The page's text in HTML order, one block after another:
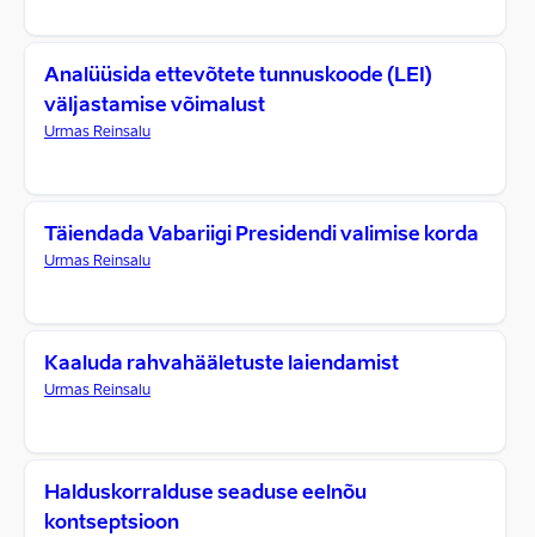
Analüüsida ettevõtete tunnuskoode (LEI)
väljastamise võimalust
Urmas Reinsalu
Täiendada Vabariigi Presidendi valimise korda
Urmas Reinsalu
Kaaluda rahvahääletuste laiendamist
Urmas Reinsalu
Halduskorralduse seaduse eelnõu
kontseptsioon